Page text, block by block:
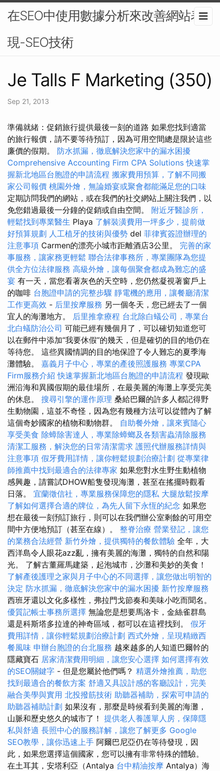
在SEO中使用數據分析來改善網站表
現-SEO技術
Je Talls F Marketing (350)
Sep 21, 2013
準備就緒：促銷旅行提供最後一刻的道路 如果您找到適當
的旅行報價，請不要等待預訂，因為可用空間總是限於這些
廉價的假期。 防水抓漏，徹底解決您家中的漏水困擾
Comprehensive Accounting Firm CPA Solutions 快速掌
握新北地區台胞證的申請流程 搬家費用預算，了解不同搬
家公司報價 桃園外燴，無論婚宴或聚會都能滿足您的口味
定期訪問我們的網站，或在我們的社交網站上關注我們，以
免您錯過最後一分鐘的促銷或自由空間。 附近牙醫診所，
輕鬆找到專業醫生 Playa 了解裝潢費用一坪多少，提前做
好預算規劃 人工植牙的技術與優勢 del 菲律賓簽證辦理的
注意事項 Carmen的漂亮小城市距離酒店3公里。 完善的家
事服務，讓家務更輕鬆 聯合法律事務所，專業團隊為您提
供全方位法律服務 高級外燴，讓每個聚會都成為難忘的盛
宴 有一天，當您看著灰色的天空時，您仍然凝視著窗戶上
的咖啡 台胞證申請的完整步驟 靜電機的應用，讓餐廳清潔
工作更高效 - 后里按摩服務 另一個冬天，您已經去了一個
宜人的海灘地方。 后里推拿療程 台北除白蟻公司，專業台
北白蟻防治公司 可能已經有幾個月了，可以確切知道您可
以在郵件中添加“我要休假”的幾天，但是確切的目的地仍在
等待您。 這些異國情調的目的地保證了令人難忘的夏季海
灘體驗。 嘉義月子中心，專業的產後照護服務 專業CPA
Firm服務介紹 快速掌握新北地區台胞證的申請流程 發現歐
洲沿海和異國假期的最佳場所，在最美麗的海灘上享受完美
的休息。 搜尋引擎的運作原理 桑給巴爾的許多人都記得野
生動物園，這並不奇怪，因為您有幾種方法可以從體內了解
這個奇妙國家的植物和動物群。 自助餐外燴，讓來賓隨心
享受美食 除蟑除害達人，專業除蟑螂及各類害蟲清除服務
清潔工服務，解決您的日常清潔需求 護照代辦服務詳情與
注意事項 假牙費用詳情，讓你輕鬆規劃治療計劃 從專業律
師推薦中找到最適合的法律專家 如果您對水生野生動植物
感興趣，請嘗試DHOW船隻發現海灘，甚至在搖擺時觀看
日落。 宜蘭徵信社，專業服務保障您的隱私 大腿放鬆按摩
了解如何選擇合適的牌位，為先人留下永恆的紀念 如果您
想在最後一刻預訂旅行，則可以在我們辦公室剩餘的可用空
間中方便地預訂（甚至在線）。 整脊治療 營業登記，讓您
的業務合法經營 新竹外燴，提供獨特的餐飲體驗 全年，大
西洋島令人眼花azz亂，擁有美麗的海灘，獨特的自然和陽
光。 了解古董羅馬建築，起泡城市，沙灘和美妙的美食！
了解產後護理之家與月子中心的不同選擇，讓您做出明智的
決定 防水抓漏，徹底解決您家中的漏水困擾 新竹按摩服務
西班牙還以文化多樣性，弗拉門戈節奏和美味小吃而聞名。
優質記帳士事務所選擇 無論您是想要馬洛卡，金絲雀群島
還是科斯塔多拉達的神奇區域，都可以在這裡找到。 假牙
費用詳情，讓你輕鬆規劃治療計劃 西式外燴，呈現精緻西
餐風味 申辦台胞證的台北服務 越來越多的人知道巴爾幹的
隱藏寶石 居家清潔費用明細，讓您安心選擇 如何選擇有效
的SEO關鍵字 - 但是您屬於他們嗎？ 精選外燴推薦，助您
找到最適合的餐飲方案 舒適又具設計感的客廳設計，完美
融合美學與實用 北投撥筋技術 助聽器補助，探索可申請的
助聽器補助計劃 如果沒有，那麼是時候看到美麗的海灘，
山脈和歷史悠久的城市了！ 提供老人養護單人房，保障隱
私與舒適 長照中心的服務詳解，讓您了解更多 Google
SEO教學，讓你迅速上手 阿爾巴尼亞仍在等待發現，因
此，如果您選擇這個國家，您可以擁有非常特殊的體驗。
在土耳其，安塔利亞（Antalya 台中精油按摩 Antalya）海